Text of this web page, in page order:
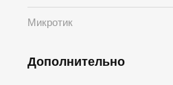
Микротик
Дополнительно